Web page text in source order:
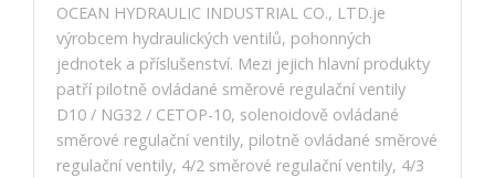
OCEAN HYDRAULIC INDUSTRIAL CO., LTD.je
výrobcem hydraulických ventilů, pohonných
jednotek a příslušenství. Mezi jejich hlavní produkty
patří pilotně ovládané směrové regulační ventily
D10 / NG32 / CETOP-10, solenoidově ovládané
směrové regulační ventily, pilotně ovládané směrové
regulační ventily, 4/2 směrové regulační ventily, 4/3